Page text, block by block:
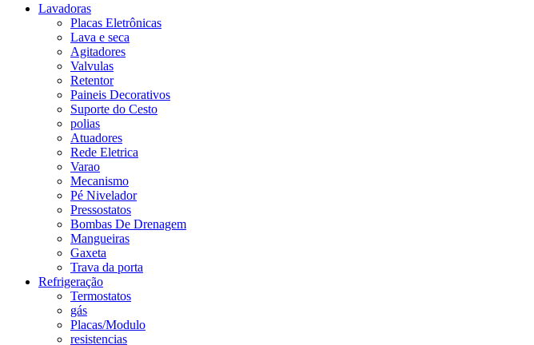
Lavadoras
Placas Eletrônicas
Lava e seca
Agitadores
Valvulas
Retentor
Paineis Decorativos
Suporte do Cesto
polias
Atuadores
Rede Eletrica
Varao
Mecanismo
Pé Nivelador
Pressostatos
Bombas De Drenagem
Mangueiras
Gaxeta
Trava da porta
Refrigeração
Termostatos
gás
Placas/Modulo
resistencias